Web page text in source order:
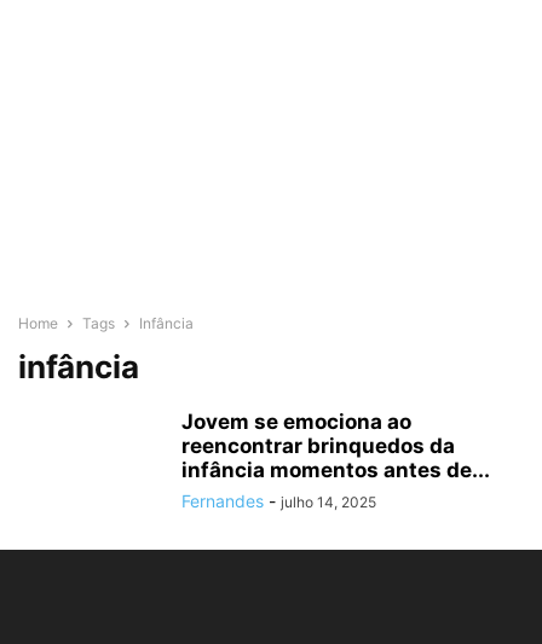
Home Tags Infância
infância
Jovem se emociona ao
reencontrar brinquedos da
infância momentos antes de...
Fernandes - julho 14, 2025